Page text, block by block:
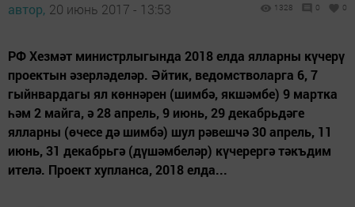
автор, 20 июнь 2017 - 13:53 1328 0 0
РФ Хезмәт министрлыгында 2018 елда ялларны күчерү
проектын әзерләделәр. Әйтик, ведомстволарга 6, 7
гыйнвардагы ял көннәрен (шимбә, якшәмбе) 9 мартка
һәм 2 майга, ә 28 апрель, 9 июнь, 29 декабрьдәге
ялларны (өчесе дә шимбә) шул рәвешчә 30 апрель, 11
июнь, 31 декабрьгә (дүшәмбеләр) күчерергә тәкъдим
ителә. Проект хупланса, 2018 елда...